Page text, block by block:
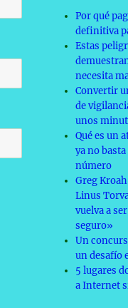
Por qué
definitiva
Estas
necesita
Convertir
de
unos
Qué es un
ya no
número
Greg
Linus
vuelva a
seguro»
Un
un desafío
5 lugares
a Internet